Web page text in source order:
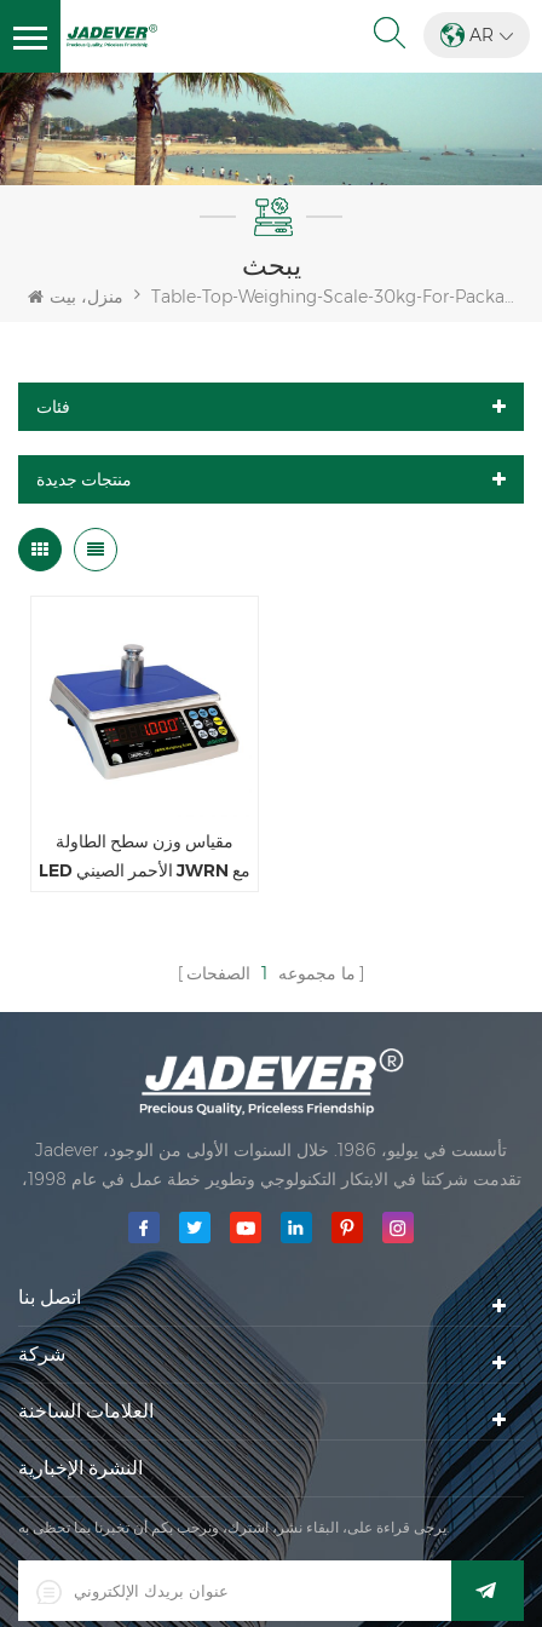
AR
يبحث
منزل، بيت Table-Top-Weighing-Scale-30kg-For-Package
فئات
منتجات جديدة
مقياس وزن سطح الطاولة
LED الأحمر الصيني JWRN مع
ما مجموعه 1 الصفحات
Jadever تأسست في يوليو، 1986. خلال السنوات الأولى من الوجود،
تقدمت شركتنا في الابتكار التكنولوجي وتطوير خطة عمل في عام 1998،
حققت شركتنا هدف الجودة الرئيسية، متى تلقت أول منتجاتنا موافقة من
مقياس المحدودةكان تأسيس تقع من
اتصل بنا
شركة
العلامات الساخنة
النشرة الإخبارية
يرجى قراءة على، البقاء نشر، اشترك، ونرحب بكم أن تخبرنا بما تحظى به.